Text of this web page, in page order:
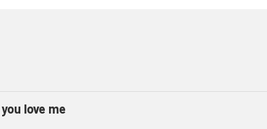
love me